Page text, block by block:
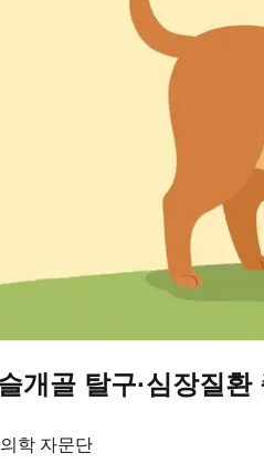
개골 탈구·심장질환
학 자문단